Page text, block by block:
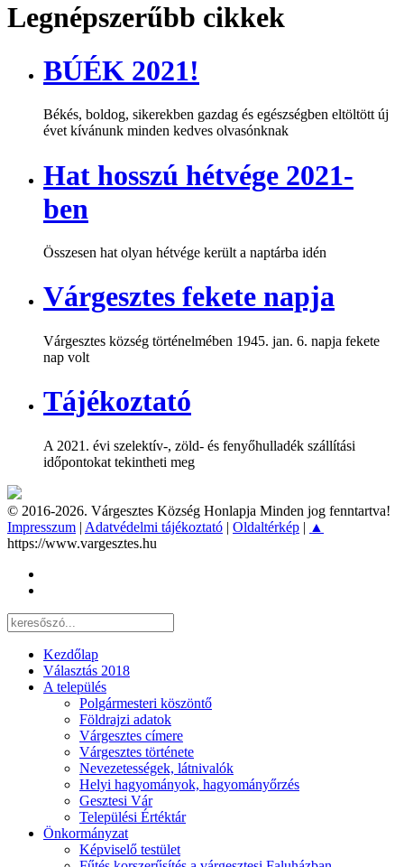
Legnépszerűbb cikkek
BÚÉK 2021!
Békés, boldog, sikerekben gazdag és egészségben eltöltött új
évet kívánunk minden kedves olvasónknak
Hat hosszú hétvége 2021-
ben
Összesen hat olyan hétvége került a naptárba idén
Várgesztes fekete napja
Várgesztes község történelmében 1945. jan. 6. napja fekete
nap volt
Tájékoztató
A 2021. évi szelektív-, zöld- és fenyőhulladék szállítási
időpontokat tekintheti meg
© 2016-2026. Várgesztes Község Honlapja Minden jog fenntartva!
Impresszum | Adatvédelmi tájékoztató | Oldaltérkép | ▲
https://www.vargesztes.hu
Kezdőlap
Választás 2018
A település
Polgármesteri köszöntő
Földrajzi adatok
Várgesztes címere
Várgesztes története
Nevezetességek, látnivalók
Helyi hagyományok, hagyományőrzés
Gesztesi Vár
Települési Értéktár
Önkormányzat
Képviselő testület